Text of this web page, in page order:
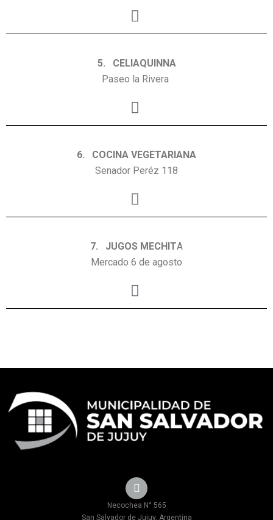
5. CELIAQUINNA
Paseo la Rivera
6. COCINA VEGETARIANA
Senador Peréz 118
7. JUGOS MECHITA
Mercado 6 de agosto
Necochea N° 565
San Salvador de Jujuy, Argentina